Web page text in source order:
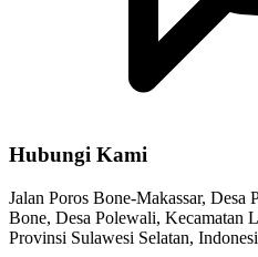
Hubungi Kami
Jalan Poros Bone-Makassar,
Bone, Desa Polewali, Kecamatan
Provinsi Sulawesi Selatan,